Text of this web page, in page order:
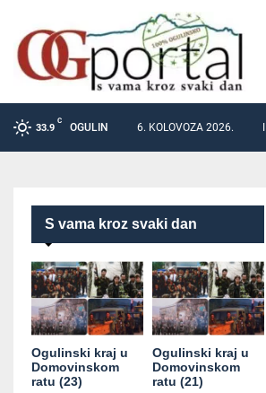
33.9
C
OGULIN 6. KOLOVOZA 2026.
S vama kroz svaki dan
Ogulinski kraj u
Domovinskom
ratu (23)
Ogulinski kraj u
Domovinskom
ratu (21)